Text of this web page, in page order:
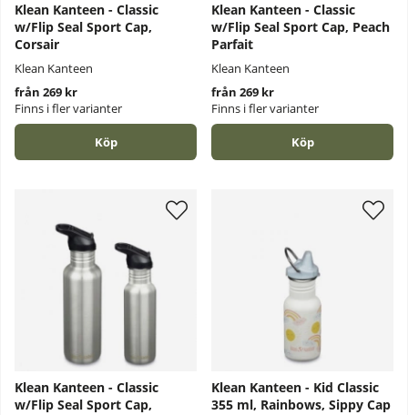
Klean Kanteen - Classic
w/Flip Seal Sport Cap,
Corsair
Klean Kanteen
från 269 kr
Finns i fler varianter
Köp
Klean Kanteen - Classic
w/Flip Seal Sport Cap, Peach
Parfait
Klean Kanteen
från 269 kr
Finns i fler varianter
Köp
Klean Kanteen - Classic
w/Flip Seal Sport Cap,
Klean Kanteen - Kid Classic
355 ml, Rainbows, Sippy Cap